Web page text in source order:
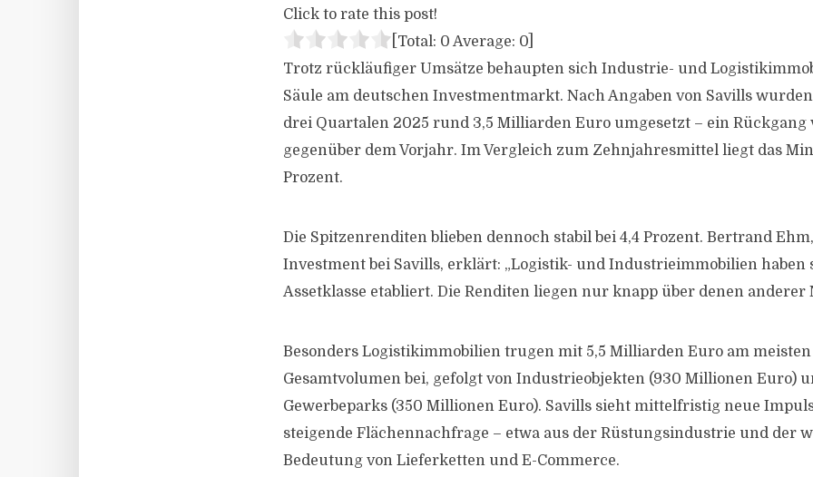
Click to rate this post!
[Total: 0 Average: 0
Trotz rückläufiger Umsätze behaupten sich Industrie- und
Säule am deutschen Investmentmarkt. Nach Angaben von Savills
drei Quartalen 2025 rund 3,5 Milliarden Euro umgesetzt – ein Rückgang
gegenüber dem Vorjahr. Im Vergleich zum Zehnjahresmittel liegt das
Prozent.
Die Spitzenrenditen blieben dennoch stabil bei 4,4 Prozent. Bertrand
Investment bei Savills, erklärt: „Logistik- und Industrieimmobilien haben
Assetklasse etabliert. Die Renditen liegen nur knapp über denen anderer
Besonders Logistikimmobilien trugen mit 5,5 Milliarden Euro am
Gesamtvolumen bei, gefolgt von Industrieobjekten (930 Millionen Euro)
Gewerbeparks (350 Millionen Euro). Savills sieht mittelfristig neue
steigende Flächennachfrage – etwa aus der Rüstungsindustrie und der
Bedeutung von Lieferketten und E-Commerce.